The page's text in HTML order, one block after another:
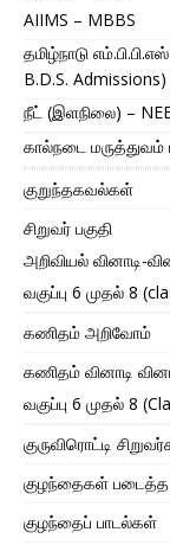
AIIMS – MBBS
தமிழ்நாடு
B.D.S. Admissions)
நீட் (இளநிலை) –
கால்நடை மருத்துவம்
குறுந்தகவல்கள்
சிறுவர் பகுதி
அறிவியல் வினாடி-
வகுப்பு 6 முதல் 8
கணிதம் அறிவோம்
கணிதம் வினாடி
வகுப்பு 6 முதல் 8
குருவிரொட்டி
குழந்தைகள்
குழந்தைப் பாடல்கள்